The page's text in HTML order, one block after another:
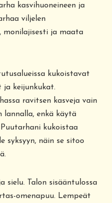
kasvihuoneineen ja
viljelen
monilajisesti ja maata
kukoistavat
ja keijunkukat.
ravitsen kasveja vain
lannalla, enkä käytä
kukoistaa
syksyyn, näin se sitoo
sielu. Talon sisääntulossa
omenapuu. Lempeät